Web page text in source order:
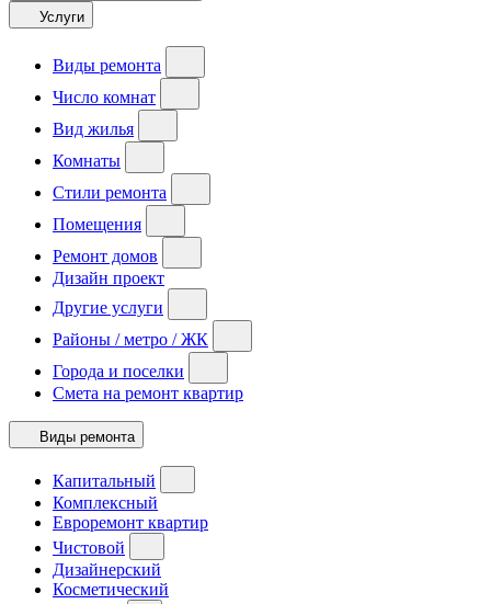
Услуги
Виды ремонта
Число комнат
Вид жилья
Комнаты
Стили ремонта
Помещения
Ремонт домов
Дизайн проект
Другие услуги
Районы / метро / ЖК
Города и поселки
Смета на ремонт квартир
Виды ремонта
Капитальный
Комплексный
Евроремонт квартир
Чистовой
Дизайнерский
Косметический